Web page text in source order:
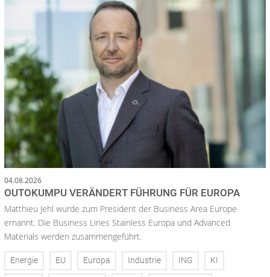
04.08.2026
OUTOKUMPU VERÄNDERT FÜHRUNG FÜR EUROPA
Matthieu Jehl wurde zum President der Business Area Europe
ernannt. Die Business Lines Stainless Europa und Advanced
Materials werden zusammengeführt.
Energie EU Europa Industrie ING KI